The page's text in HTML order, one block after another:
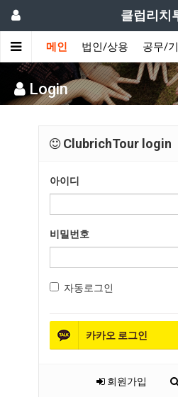
클럽리치
메인 법인/상용 공무/
Login
ClubrichTour login
아이디
비밀번호
자동로그인
카카오 로그인
회원가입